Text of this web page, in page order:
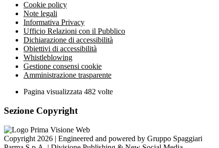
Cookie policy
Note legali
Informativa Privacy
Ufficio Relazioni con il Pubblico
Dichiarazione di accessibilità
Obiettivi di accessibilità
Whistleblowing
Gestione consensi cookie
Amministrazione trasparente
Pagina visualizzata 482 volte
Sezione Copyright
Copyright 2026 | Engineered and powered by Gruppo Spaggiari